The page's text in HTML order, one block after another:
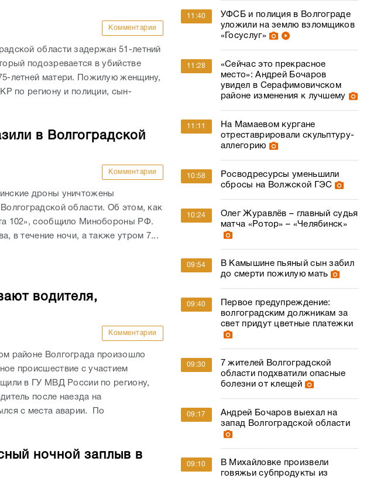
Комментарии
области задержан 51-летний
подозревается в убийстве
летней матери. Пожилую женщину,
по региону и полиции, сын-
в Волгоградской
Комментарии
дроны уничтожены
области. Об этом, как
102», сообщило Минобороны РФ.
в течение ночи, а также утром 7...
водителя,
Комментарии
районе Волгограда произошло
происшествие с участием
в ГУ МВД России по региону,
после наезда на
с места аварии. По
ночной заплыв в
11:40
УФСБ и полиция в Волгограде
уложили на землю взломщиков
«Госуслуг»
11:28
«Сейчас это прекрасное
место»: Андрей Бочаров
увидел в Серафимовичском
районе изменения к лучшему
11:11
На Мамаевом кургане
отреставрировали скульптуру-
аллегорию
10:58
Росводресурсы уменьшили
сбросы на Волжской ГЭС
10:24
Олег Журавлёв – главный судья
матча «Ротор» – «Челябинск»
09:54
В Камышине пьяный сын забил
до смерти пожилую мать
09:40
Первое предупреждение:
волгоградским должникам за
свет придут цветные платежки
09:30
7 жителей Волгоградской
области подхватили опасные
болезни от клещей
09:17
Андрей Бочаров выехал на
запад Волгоградской области
09:10
В Михайловке произвели
говяжьи субпродукты из